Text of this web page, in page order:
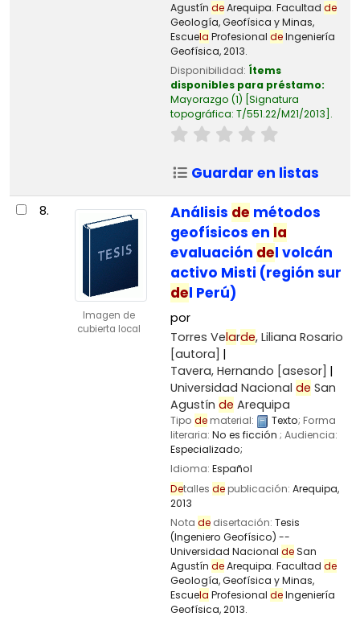
Agustín deArequipa. Facultad de
Geología, Geofísica y Minas,
Escuela Profesional deIngeniería
Geofísica, 2013.
Disponibilidad: Ítems
disponibles para préstamo:
Mayorazgo (1) Signatura
topográfica: T/551.22/M21/2013 .
Guardar en listas
8.
Imagen de
cubierta local
Análisis de métodos
geofísicos en la
evaluación del volcán
activo Misti (región sur
del Perú)
por
Torres Velarde, Liliana Rosario
[autora]
Tavera, Hernando [asesor]
Universidad Nacional de San
Agustín de Arequipa
Tipo dematerial: Texto; Forma
literaria: No es ficción ; Audiencia:
Especializado;
Idioma: Español
Detalles depublicación: Arequipa,
2013
Nota dedisertación: Tesis
(Ingeniero Geofísico) --
Universidad Nacional deSan
Agustín deArequipa. Facultad de
Geología, Geofísica y Minas,
Escuela Profesional deIngeniería
Geofísica, 2013.